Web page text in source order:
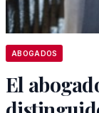
ABOGADOS
El